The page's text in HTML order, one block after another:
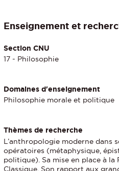
Enseignement et
Section CNU
17 - Philosophie
Domaines d'enseignement
Philosophie morale et politique
Thèmes de recherche
L’anthropologie moderne dans
opératoires (métaphysique,
politique). Sa mise en place à la
Classique. Son rapport aux